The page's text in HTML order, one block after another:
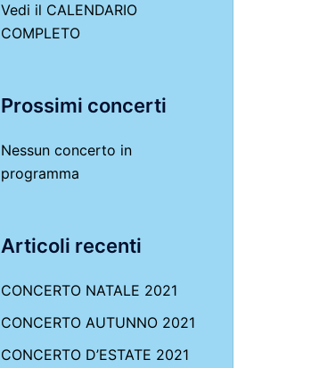
Vedi il CALENDARIO
COMPLETO
Prossimi concerti
Nessun concerto in
programma
Articoli recenti
CONCERTO NATALE 2021
CONCERTO AUTUNNO 2021
CONCERTO D’ESTATE 2021